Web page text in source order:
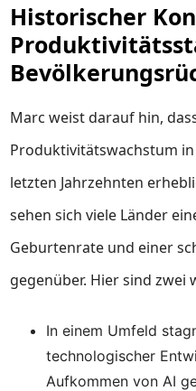
Historischer
Marc weist darauf hin,
Produktivitätswachstum
letzten Jahrzehnten
sehen sich viele Länder
Geburtenrate und einer
gegenüber. Hier sind zwei
In einem Umfeld
technologischer
Aufkommen von AI